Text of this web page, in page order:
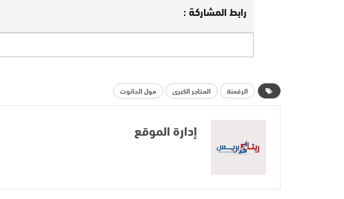
رابط المشاركة :
الرقمنة المتاجر الكبرى مول الحانوت
إدارة الموقع